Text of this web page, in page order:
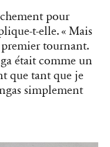
pour
t-elle. « Mais
tournant.
était comme un
que tant que je
simplement